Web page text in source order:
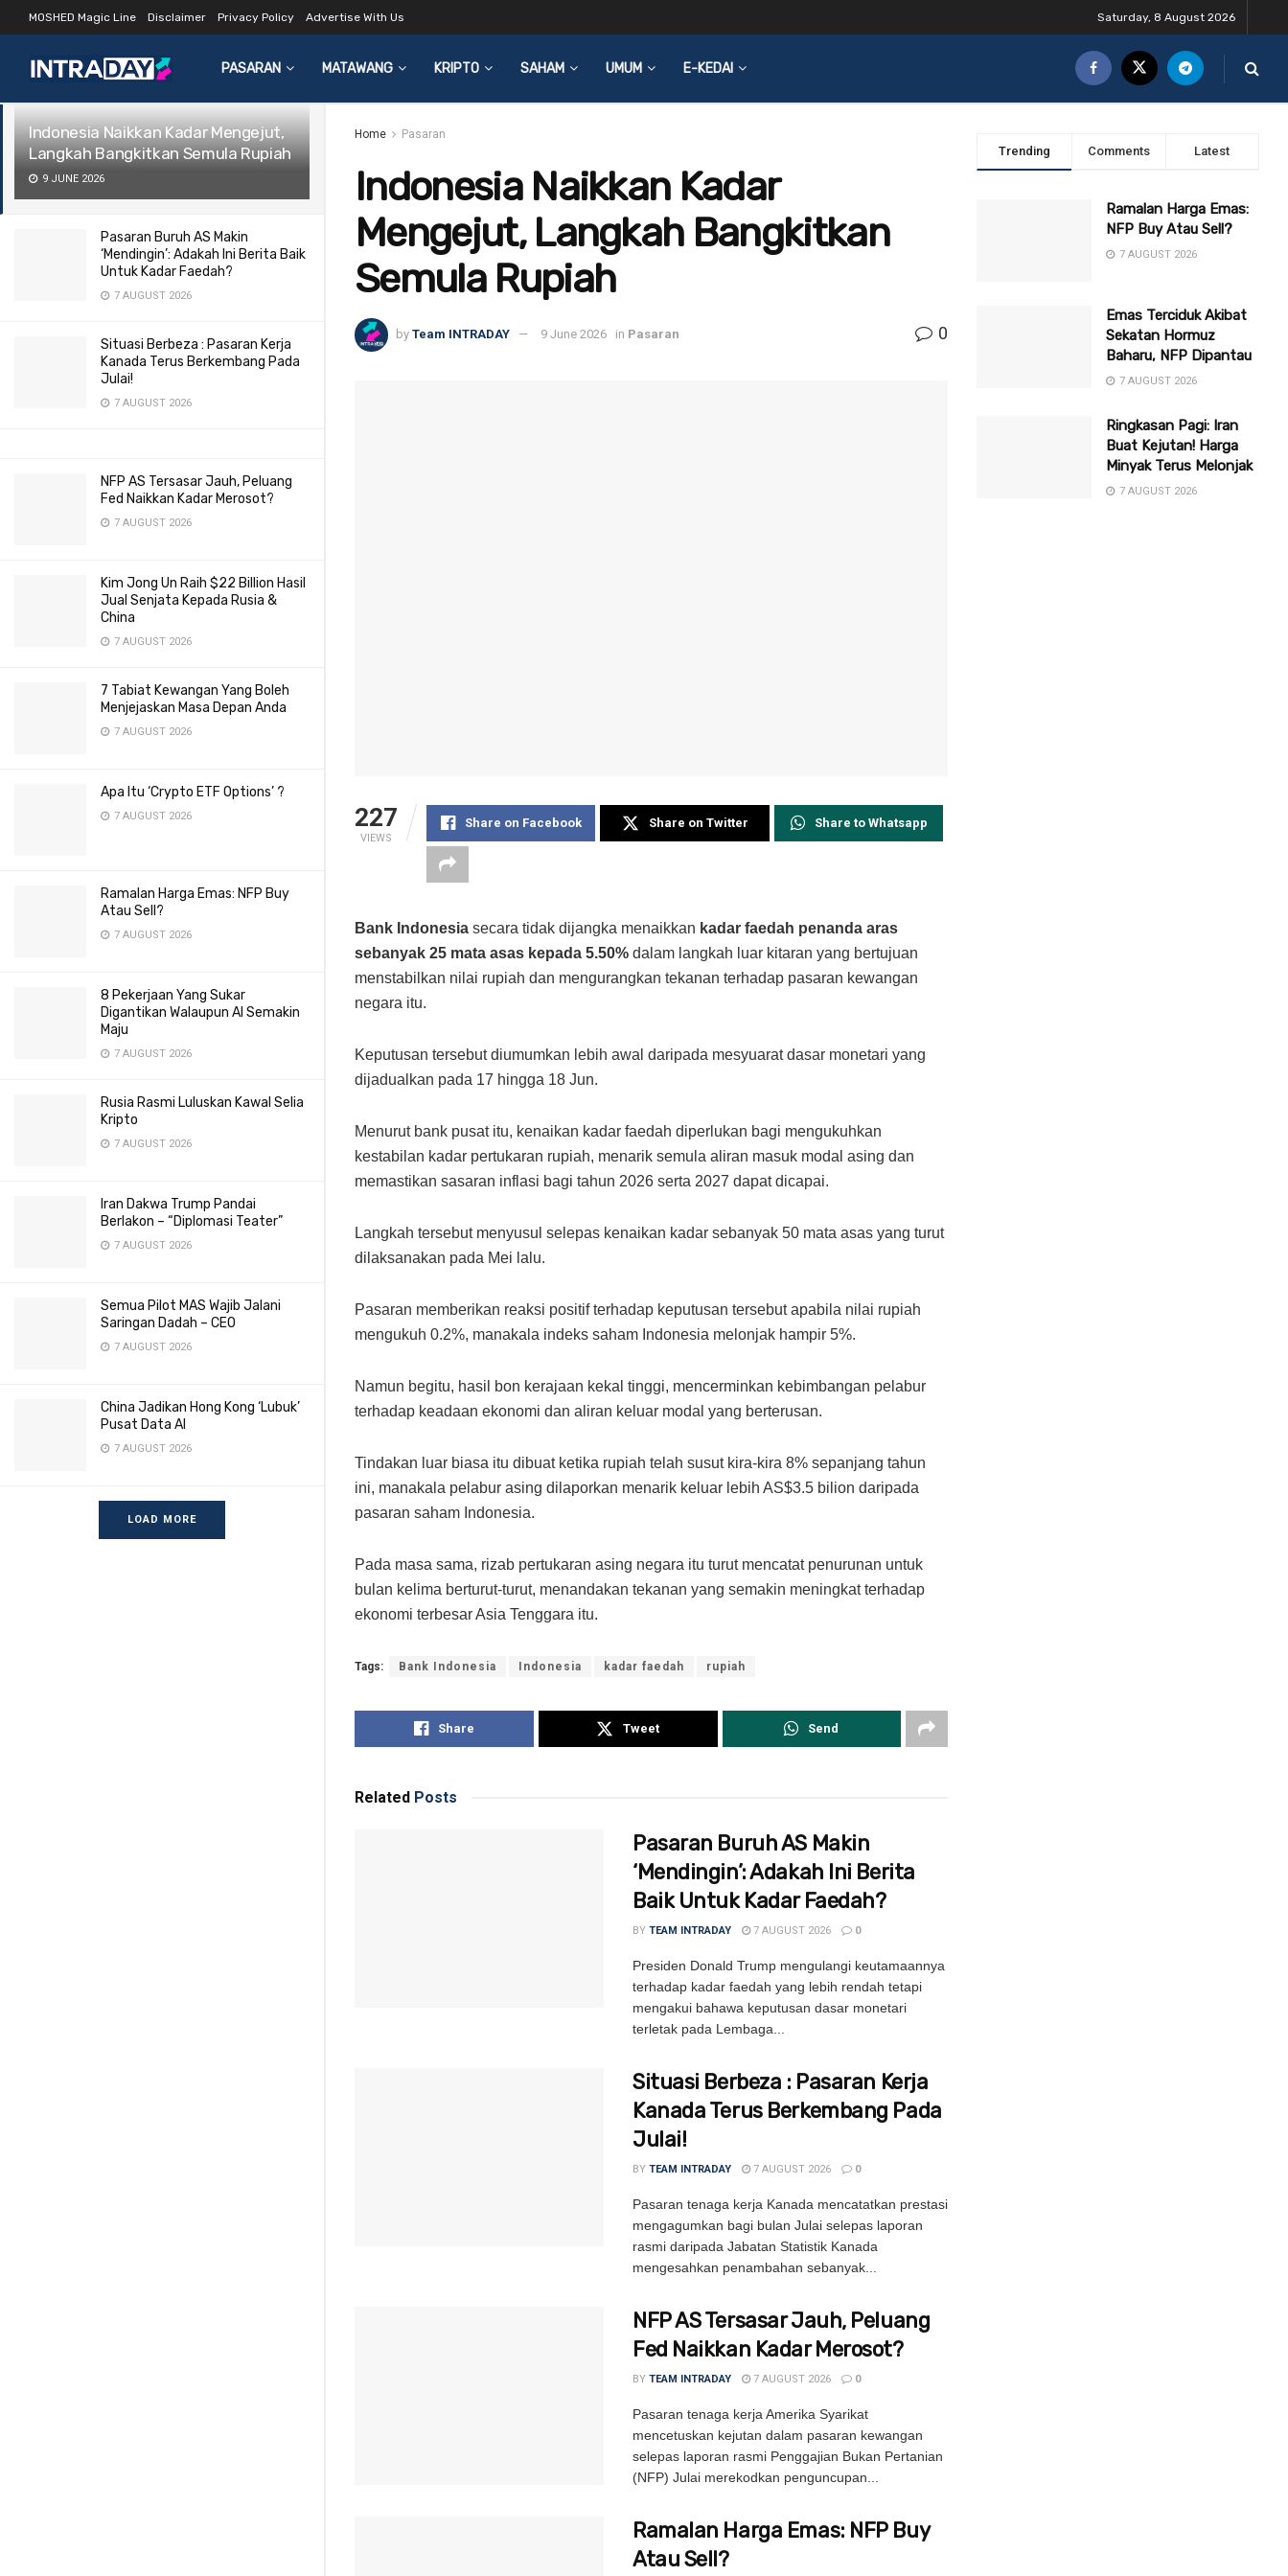
LATEST TRENDING Filter
Indonesia Naikkan Kadar Mengejut,
Langkah Bangkitkan Semula Rupiah
9 JUNE 2026
Pasaran Buruh AS Makin
‘Mendingin’: Adakah Ini Berita Baik
Untuk Kadar Faedah?
7 AUGUST 2026
Situasi Berbeza : Pasaran Kerja
Kanada Terus Berkembang Pada
Julai!
7 AUGUST 2026
NFP AS Tersasar Jauh, Peluang
Fed Naikkan Kadar Merosot?
7 AUGUST 2026
Kim Jong Un Raih $22 Billion Hasil
Jual Senjata Kepada Rusia &
China
7 AUGUST 2026
7 Tabiat Kewangan Yang Boleh
Menjejaskan Masa Depan Anda
7 AUGUST 2026
Apa Itu ‘Crypto ETF Options’ ?
7 AUGUST 2026
Ramalan Harga Emas: NFP Buy
Atau Sell?
7 AUGUST 2026
8 Pekerjaan Yang Sukar
Digantikan Walaupun AI Semakin
Maju
7 AUGUST 2026
Rusia Rasmi Luluskan Kawal Selia
Kripto
7 AUGUST 2026
Iran Dakwa Trump Pandai
Berlakon – “Diplomasi Teater”
7 AUGUST 2026
Semua Pilot MAS Wajib Jalani
Saringan Dadah – CEO
7 AUGUST 2026
China Jadikan Hong Kong ‘Lubuk’
Pusat Data AI
7 AUGUST 2026
LOAD MORE
MOSHED Magic Line Disclaimer Privacy Policy Advertise With Us Saturday, 8 August 2026
PASARAN MATAWANG KRIPTO SAHAM UMUM E-KEDAI
Home Pasaran
Indonesia Naikkan Kadar
Mengejut, Langkah Bangkitkan
Semula Rupiah
by Team INTRADAY 9 June 2026 in Pasaran 0
227
VIEWS
Share on Facebook Share on Twitter Share to Whatsapp
Bank Indonesia secara tidak dijangka menaikkan kadar faedah penanda aras
sebanyak 25 mata asas kepada 5.50% dalam langkah luar kitaran yang bertujuan
menstabilkan nilai rupiah dan mengurangkan tekanan terhadap pasaran kewangan
negara itu.
Keputusan tersebut diumumkan lebih awal daripada mesyuarat dasar monetari yang
dijadualkan pada 17 hingga 18 Jun.
Menurut bank pusat itu, kenaikan kadar faedah diperlukan bagi mengukuhkan
kestabilan kadar pertukaran rupiah, menarik semula aliran masuk modal asing dan
memastikan sasaran inflasi bagi tahun 2026 serta 2027 dapat dicapai.
Langkah tersebut menyusul selepas kenaikan kadar sebanyak 50 mata asas yang turut
dilaksanakan pada Mei lalu.
Pasaran memberikan reaksi positif terhadap keputusan tersebut apabila nilai rupiah
mengukuh 0.2%, manakala indeks saham Indonesia melonjak hampir 5%.
Namun begitu, hasil bon kerajaan kekal tinggi, mencerminkan kebimbangan pelabur
terhadap keadaan ekonomi dan aliran keluar modal yang berterusan.
Tindakan luar biasa itu dibuat ketika rupiah telah susut kira-kira 8% sepanjang tahun
ini, manakala pelabur asing dilaporkan menarik keluar lebih AS$3.5 bilion daripada
pasaran saham Indonesia.
Pada masa sama, rizab pertukaran asing negara itu turut mencatat penurunan untuk
bulan kelima berturut-turut, menandakan tekanan yang semakin meningkat terhadap
ekonomi terbesar Asia Tenggara itu.
Tags: Bank Indonesia Indonesia kadar faedah rupiah
Share Tweet Send
Related Posts
Pasaran Buruh AS Makin
‘Mendingin’: Adakah Ini Berita
Baik Untuk Kadar Faedah?
BY TEAM INTRADAY 7 AUGUST 2026 0
Presiden Donald Trump mengulangi keutamaannya
terhadap kadar faedah yang lebih rendah tetapi
mengakui bahawa keputusan dasar monetari
terletak pada Lembaga...
Situasi Berbeza : Pasaran Kerja
Kanada Terus Berkembang Pada
Julai!
BY TEAM INTRADAY 7 AUGUST 2026 0
Pasaran tenaga kerja Kanada mencatatkan prestasi
mengagumkan bagi bulan Julai selepas laporan
rasmi daripada Jabatan Statistik Kanada
mengesahkan penambahan sebanyak...
NFP AS Tersasar Jauh, Peluang
Fed Naikkan Kadar Merosot?
BY TEAM INTRADAY 7 AUGUST 2026 0
Pasaran tenaga kerja Amerika Syarikat
mencetuskan kejutan dalam pasaran kewangan
selepas laporan rasmi Penggajian Bukan Pertanian
(NFP) Julai merekodkan penguncupan...
Ramalan Harga Emas: NFP Buy
Atau Sell?
Trending Comments Latest
Ramalan Harga Emas:
NFP Buy Atau Sell?
7 AUGUST 2026
Emas Terciduk Akibat
Sekatan Hormuz
Baharu, NFP Dipantau
7 AUGUST 2026
Ringkasan Pagi: Iran
Buat Kejutan! Harga
Minyak Terus Melonjak
7 AUGUST 2026